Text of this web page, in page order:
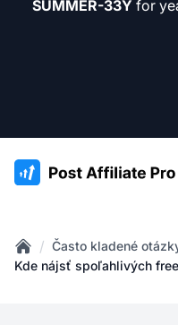
SUMMER-33Y for
:site.title
Home
/ Často kladené
Kde nájsť spoľahlivých